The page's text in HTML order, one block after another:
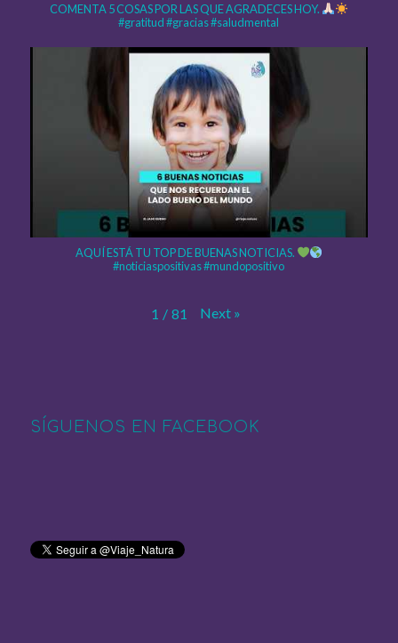
COMENTA 5 COSAS POR LAS QUE AGRADECES HOY.
#gratitud #gracias #saludmental
AQUÍ ESTÁ TU TOP DE BUENAS NOTICIAS.
#noticiaspositivas #mundopositivo
1 / 81 Next »
SÍGUENOS EN FACEBOOK